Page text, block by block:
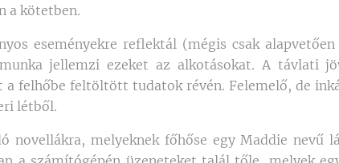
a kötetben.
eseményekre reflektál (mégis csak
jellemzi ezeket az alkotásokat. A távlati
a felhőbe feltöltött tudatok révén. Felemelő, de
létből.
novellákra, melyeknek főhőse egy Maddie nevű